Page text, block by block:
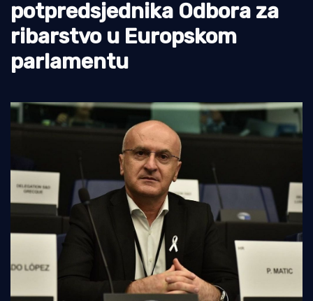
Ribolov
Ekologija
Tradicija i kultura
potpredsjednika Odbora za
ribarstvo u Europskom
parlamentu